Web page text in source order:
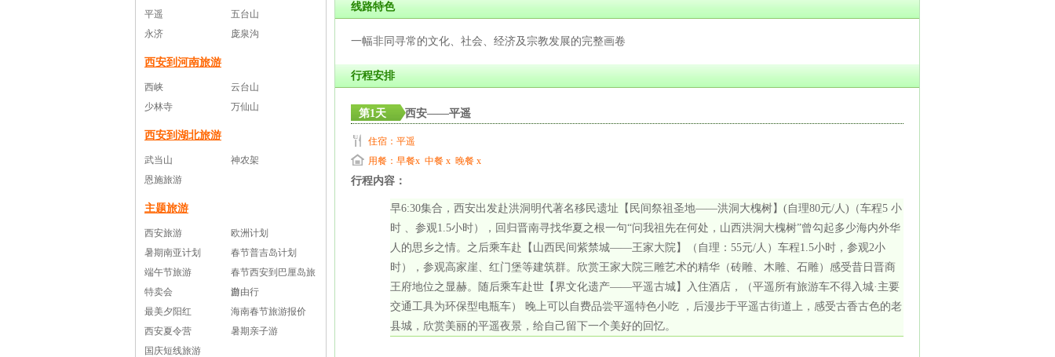
平遥
五台山
永济
庞泉沟
西安到河南旅游
西峡
云台山
少林寺
万仙山
西安到湖北旅游
武当山
神农架
恩施旅游
主题旅游
西安旅游
欧洲计划
暑期南亚计划
春节普吉岛计划
端午节旅游
春节西安到巴厘岛旅
游
特卖会
自由行
最美夕阳红
海南春节旅游报价
西安夏令营
暑期亲子游
国庆短线旅游
线路特色
一幅非同寻常的文化、社会、经济及宗教发展的完整画卷
行程安排
第1天 西安——平遥
住宿：平遥
用餐：早餐x 中餐 x 晚餐 x
行程内容：
早6:30集合，西安出发赴洪洞明代著名移民遗址【民间祭祖圣地——洪洞大槐树】(自理80元/人)（车程5 小
时 、参观1.5小时），回归晋南寻找华夏之根一句“问我祖先在何处，山西洪洞大槐树”曾勾起多少海内外华
人的思乡之情。之后乘车赴【山西民间紫禁城——王家大院】（自理：55元/人）车程1.5小时，参观2小
时），参观高家崖、红门堡等建筑群。欣赏王家大院三雕艺术的精华（砖雕、木雕、石雕）感受昔日晋商
王府地位之显赫。随后乘车赴世【界文化遗产——平遥古城】入住酒店，（平遥所有旅游车不得入城·主要
交通工具为环保型电瓶车） 晚上可以自费品尝平遥特色小吃 ，后漫步于平遥古街道上，感受古香古色的老
县城，欣赏美丽的平遥夜景，给自己留下一个美好的回忆。